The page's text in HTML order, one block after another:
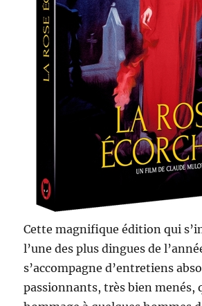
Cette magnifique édition qui
l’une des plus dingues de
s’accompagne d’entretiens
passionnants, très bien menés,